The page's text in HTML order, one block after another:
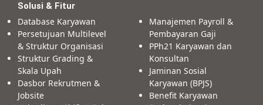
Solusi & Fitur
Database Karyawan
Persetujuan Multilevel
& Struktur Organisasi
Struktur Grading &
Skala Upah
Dasbor Rekrutmen &
Jobsite
Manajemen Payroll &
Pembayaran Gaji
PPh21 Karyawan dan
Konsultan
Jaminan Sosial
Karyawan (BPJS)
Benefit Karyawan